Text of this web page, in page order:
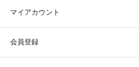
マイアカウント
会員登録